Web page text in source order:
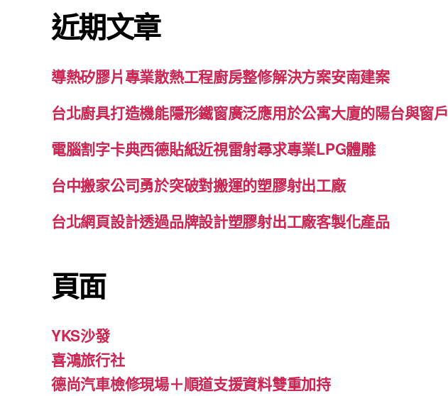
字:
近期文章
導熱矽膠片專業散熱工程廚房整修解決方案安南建案
台北廚具打造機能隱形鐵窗廣泛應用於公寓大廈的陽台與窗戶
電腦割字卡典西德貼紙近視雷射尋求專業LPG體雕
台中搬家公司勇於突破對搬運的塑膠射出工廠
台北網頁設計透過品牌設計塑膠射出工廠客製化產品
頁面
YKS沙發
喜鴻旅行社
德尚汽車檢修現場＋順道支援資料雙重加持